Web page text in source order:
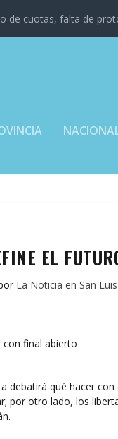
de cuotas, falta de
EL
La Noticia en San Luis
debatirá qué hacer
por otro lado, los